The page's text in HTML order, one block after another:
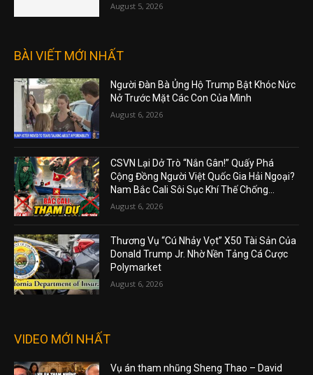
August 5, 2026
BÀI VIẾT MỚI NHẤT
Người Đàn Bà Ủng Hộ Trump Bật Khóc Nức
Nở Trước Mặt Các Con Của Mình
August 6, 2026
CSVN Lại Dở Trò “Nắn Gân!” Quấy Phá
Cộng Đồng Người Việt Quốc Gia Hải Ngoại?
Nam Bắc Cali Sôi Sục Khí Thế Chống...
August 6, 2026
Thương Vụ “Cú Nhảy Vọt” X50 Tài Sản Của
Donald Trump Jr. Nhờ Nền Tảng Cá Cược
Polymarket
August 6, 2026
VIDEO MỚI NHẤT
Vụ án tham nhũng Sheng Thao – David